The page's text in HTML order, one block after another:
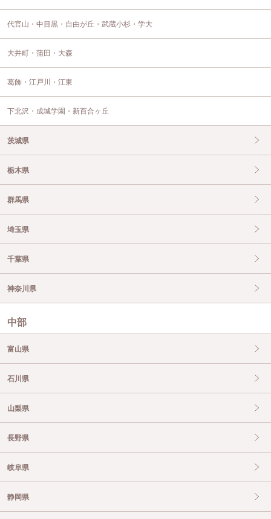
代官山・中目黒・自由が丘・武蔵小杉・学大
大井町・蒲田・大森
葛飾・江戸川・江東
下北沢・成城学園・新百合ヶ丘
茨城県
栃木県
群馬県
埼玉県
千葉県
神奈川県
中部
富山県
石川県
山梨県
長野県
岐阜県
静岡県